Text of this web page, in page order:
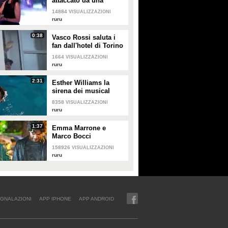
lanciatrice di uova
14884 VISUALIZZAZIONI
ruru
0:38
Vasco Rossi saluta i
fan dall'hotel di Torino
1664 VISUALIZZAZIONI
ruru
2:31
Esther Williams la
sirena dei musical
acquatici
8358 VISUALIZZAZIONI
ruru
1:37
Emma Marrone e
Marco Bocci
innamorati e felici
158926 VISUALIZZAZIONI
ruru
APP IPHONE APP ANDROID